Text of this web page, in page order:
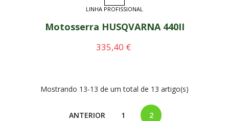
LINHA PROFISSIONAL
Motosserra HUSQVARNA 440II
Preço
335,40 €
Mostrando 13-13 de um total de 13 artigo(s)
ANTERIOR 1 2